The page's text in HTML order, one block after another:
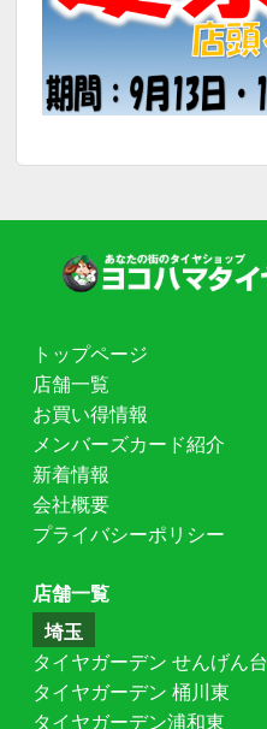
トップページ
店舗一覧
お買い得情報
メンバーズカード紹介
新着情報
会社概要
プライバシーポリシー
店舗一覧
埼玉
タイヤガーデン せんげん台
タイヤガーデン 桶川東
タイヤガーデン浦和東